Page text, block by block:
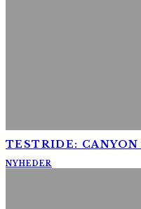
TESTRIDE:
NYHEDER